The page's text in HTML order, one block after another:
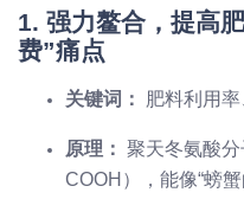
1. 强力鳌合，提高
费”痛点
关键词： 肥料利用
原理： 聚天冬氨酸
COOH），能像“螃